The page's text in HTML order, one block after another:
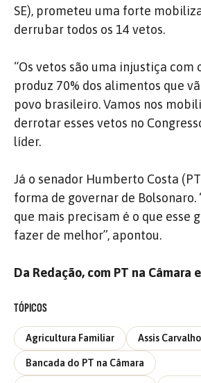
SE), prometeu uma forte
derrubar todos os 14 vetos.
“Os vetos são uma injustiça com
produz 70% dos alimentos que
povo brasileiro. Vamos nos
derrotar esses vetos no
líder.
Já o senador Humberto Costa
forma de governar de Bolsonaro.
que mais precisam é o que esse
fazer de melhor”, apontou.
Da Redação, com PT na Câmara
TÓPICOS
Agricultura Familiar Assis Carvalho
Bancada do PT na Câmara